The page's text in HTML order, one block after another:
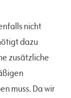
nicht
dazu
zusätzliche
muss. Da wir